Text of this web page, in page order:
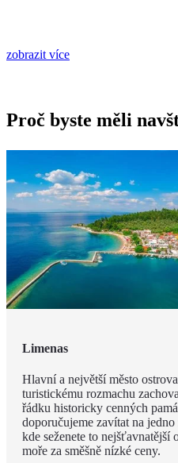
zobrazit více
Proč byste měli
Limenas
Hlavní a největší město
turistickému rozmachu
řádku historicky cenných
doporučujeme zavítat na
kde seženete to nejšťavnatější
moře za směšně nízké ceny.